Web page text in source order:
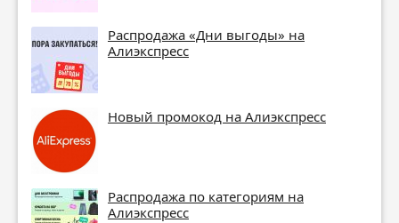
Распродажа «Дни выгоды» на
Алиэкспресс
Новый промокод на Алиэкспресс
Распродажа по категориям на
Алиэкспресс